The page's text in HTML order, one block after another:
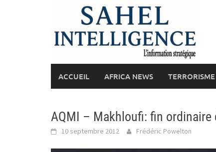
ACCUEIL AFRICA NEWS TERRORISME
AQMI – Makhloufi: fin ordinaire
10 septembre 2012 Frédéric Powelton